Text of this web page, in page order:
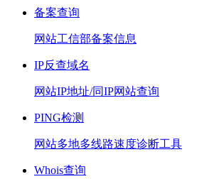
备案查询
网站工信部备案信息
IP反查域名
网站IP地址/同IP网站查询
PING检测
网站多地多线路速度诊断工具
Whois查询